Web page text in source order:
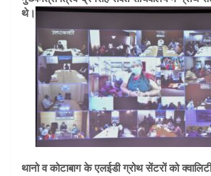
थे।
थानो व कोटाबाग के एलईडी ग्रोथ सेंटरों को